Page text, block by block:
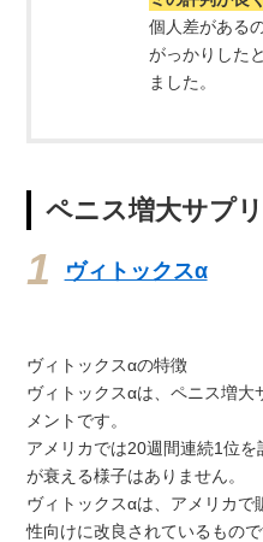
個人差がある
がっかりした
ました。
ペニス増大サプ
ヴィトックスα
ヴィトックスαの特徴
ヴィトックスαは、ペニス増大
メントです。
アメリカでは20週間連続1位
が衰える様子はありません。
ヴィトックスαは、アメリカで
性向けに改良されているもので